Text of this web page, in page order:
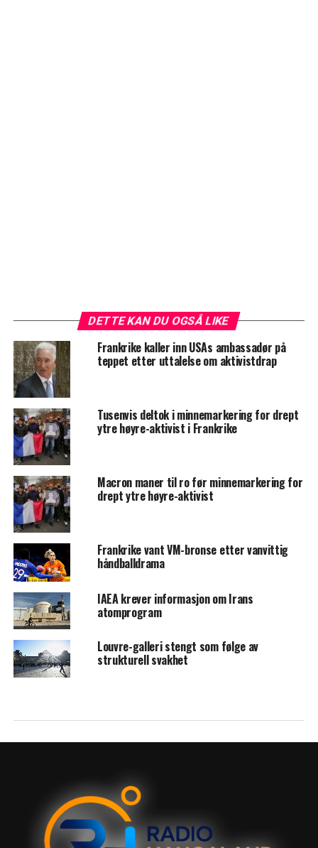
DETTE KAN DU OGSÅ LIKE
Frankrike kaller inn USAs ambassadør på
teppet etter uttalelse om aktivistdrap
Tusenvis deltok i minnemarkering for drept
ytre høyre-aktivist i Frankrike
Macron maner til ro før minnemarkering for
drept ytre høyre-aktivist
Frankrike vant VM-bronse etter vanvittig
håndballdrama
IAEA krever informasjon om Irans
atomprogram
Louvre-galleri stengt som følge av
strukturell svakhet